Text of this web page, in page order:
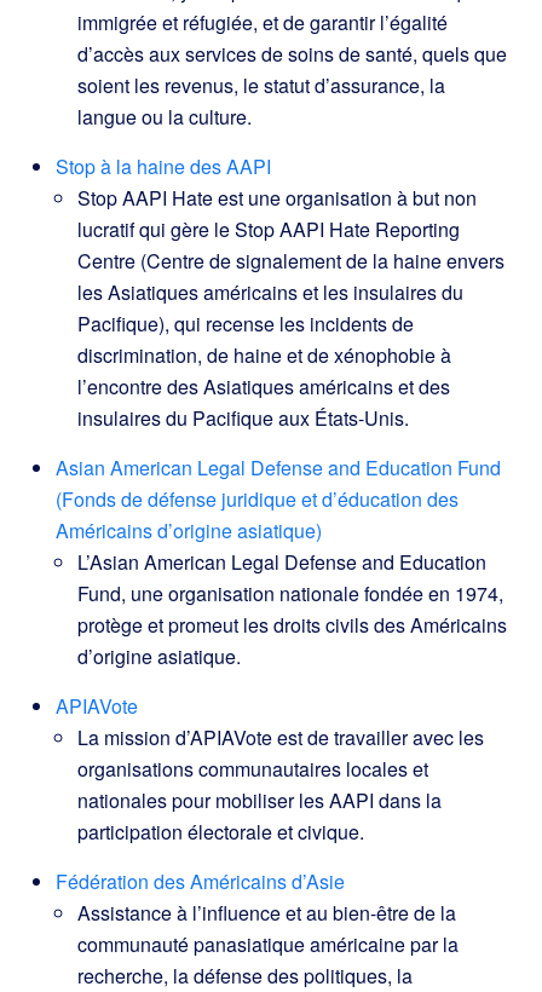
immigrée et réfugiée, et de garantir l’égalité
d’accès aux services de soins de santé, quels que
soient les revenus, le statut d’assurance, la
langue ou la culture.
Stop à la haine des AAPI
Stop AAPI Hate est une organisation à but non
lucratif qui gère le Stop AAPI Hate Reporting
Centre (Centre de signalement de la haine envers
les Asiatiques américains et les insulaires du
Pacifique), qui recense les incidents de
discrimination, de haine et de xénophobie à
l’encontre des Asiatiques américains et des
insulaires du Pacifique aux États-Unis.
Asian American Legal Defense and Education Fund
(Fonds de défense juridique et d’éducation des
Américains d’origine asiatique)
L’Asian American Legal Defense and Education
Fund, une organisation nationale fondée en 1974,
protège et promeut les droits civils des Américains
d’origine asiatique.
APIAVote
La mission d’APIAVote est de travailler avec les
organisations communautaires locales et
nationales pour mobiliser les AAPI dans la
participation électorale et civique.
Fédération des Américains d’Asie
Assistance à l’influence et au bien-être de la
communauté panasiatique américaine par la
recherche, la défense des politiques, la